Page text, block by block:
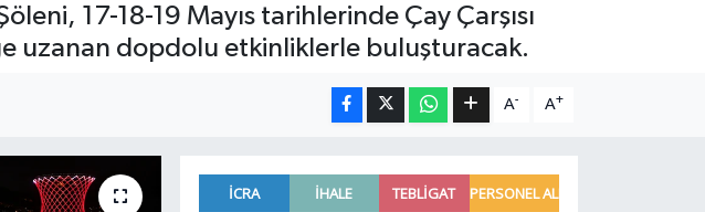
17-18-19 Mayıs tarihlerinde Çay Çarşısı
uzanan dopdolu etkinliklerle buluşturacak.
A- A+